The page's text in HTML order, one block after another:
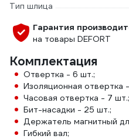
Тип шлица
Гарантия
на товары DEFORT
Комплектация
Отвертка - 6 шт.;
Изоляционная отвертка
Часовая отвертка - 7 шт.;
Бит-насадки - 25 шт.;
Держатель магнитный
Гибкий вал;